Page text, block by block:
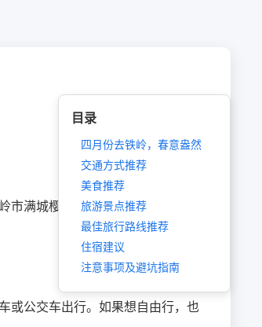
满城樱花盛开，粉色的花海让人
或公交车出行。如果想自由行，也
目录
四月份去铁岭，春意盎然
交通方式推荐
美食推荐
旅游景点推荐
最佳旅行路线推荐
住宿建议
注意事项及避坑指南